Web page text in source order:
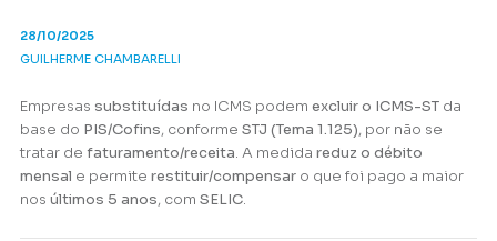
28/10/2025
GUILHERME CHAMBARELLI
Empresas substituídas no ICMS podem excluir o ICMS-ST da
base do PIS/Cofins, conforme STJ (Tema 1.125), por não se
tratar de faturamento/receita. A medida reduz o débito
mensal e permite restituir/compensar o que foi pago a maior
nos últimos 5 anos, com SELIC.